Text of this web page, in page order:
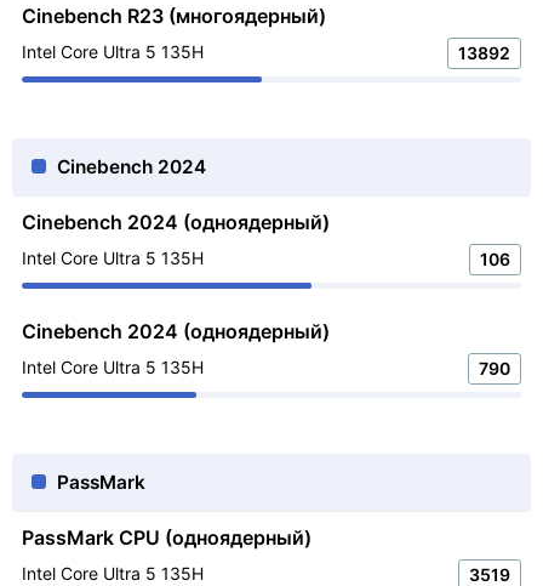
Cinebench R23 (многоядерный)
Intel Core Ultra 5 135H 13892
Cinebench 2024
Cinebench 2024 (одноядерный)
Intel Core Ultra 5 135H 106
Cinebench 2024 (одноядерный)
Intel Core Ultra 5 135H 790
PassMark
PassMark CPU (одноядерный)
Intel Core Ultra 5 135H 3519